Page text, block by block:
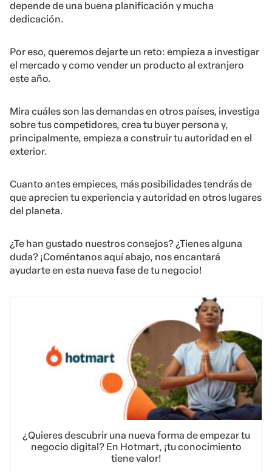
depende de una buena planificación y mucha
dedicación.
Por eso, queremos dejarte un reto: empieza a investigar
el mercado y como vender un producto al extranjero
este año.
Mira cuáles son las demandas en otros países, investiga
sobre tus competidores, crea tu buyer persona y,
principalmente, empieza a construir tu autoridad en el
exterior.
Cuanto antes empieces, más posibilidades tendrás de
que aprecien tu experiencia y autoridad en otros lugares
del planeta.
¿Te han gustado nuestros consejos? ¿Tienes alguna
duda? ¡Coméntanos aquí abajo, nos encantará
ayudarte en esta nueva fase de tu negocio!
¿Quieres descubrir una nueva forma de empezar tu
negocio digital? En Hotmart, ¡tu conocimiento
tiene valor!